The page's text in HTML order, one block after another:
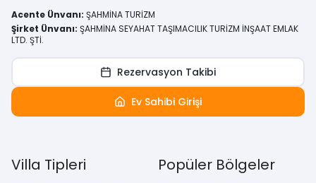
Villa Tipleri Popüler Bölgeler
Acente Ünvanı: ŞAHMİNA TURİZM
Şirket Ünvanı: ŞAHMİNA SEYAHAT TAŞIMACILIK TURİZM İNŞAAT EMLAK
LTD. ŞTİ.
Rezervasyon Takibi
Ev Sahibi Girişi